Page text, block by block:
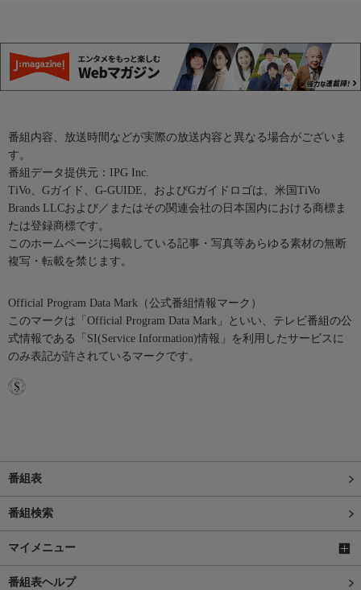
番組内容、放送時間などが実際の放送内容と異なる場合がございま
す。
番組データ提供元：IPG Inc.
TiVo、Gガイド、G-GUIDE、およびGガイドロゴは、米国TiVo
Brands LLCおよび／またはその関連会社の日本国内における商標ま
たは登録商標です。
このホームページに掲載している記事・写真等あらゆる素材の無断
複写・転載を禁じます。
Official Program Data Mark（公式番組情報マーク）
このマークは「Official Program Data Mark」といい、テレビ番組の公
式情報である「SI(Service Information)情報」を利用したサービスに
のみ表記が許されているマークです。
番組表
番組検索
マイメニュー
番組表ヘルプ